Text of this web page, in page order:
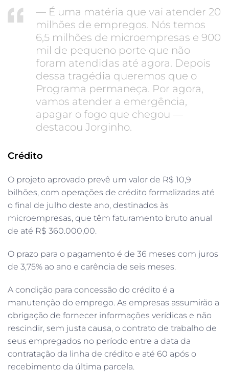
— É uma matéria que vai atender 20
milhões de empregos. Nós temos
6,5 milhões de microempresas e 900
mil de pequeno porte que não
foram atendidas até agora. Depois
dessa tragédia queremos que o
Programa permaneça. Por agora,
vamos atender a emergência,
apagar o fogo que chegou —
destacou Jorginho.
Crédito
O projeto aprovado prevê um valor de R$ 10,9
bilhões, com operações de crédito formalizadas até
o final de julho deste ano, destinados às
microempresas, que têm faturamento bruto anual
de até R$ 360.000,00.
O prazo para o pagamento é de 36 meses com juros
de 3,75% ao ano e carência de seis meses.
A condição para concessão do crédito é a
manutenção do emprego. As empresas assumirão a
obrigação de fornecer informações verídicas e não
rescindir, sem justa causa, o contrato de trabalho de
seus empregados no período entre a data da
contratação da linha de crédito e até 60 após o
recebimento da última parcela.